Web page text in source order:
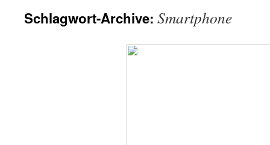
Schlagwort-Archive: Smartphone